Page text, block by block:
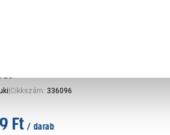
Cikkszám: 336096
Ft / darab